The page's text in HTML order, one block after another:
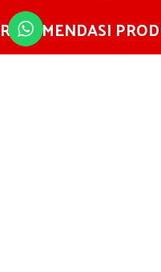
REKOMENDASI